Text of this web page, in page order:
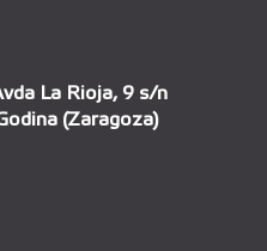
La Rioja, 9 s/n
(Zaragoza)